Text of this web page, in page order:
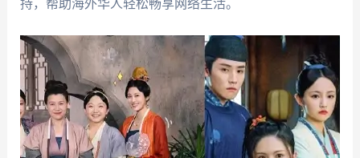
持，帮助海外华人轻松畅享网络生活。